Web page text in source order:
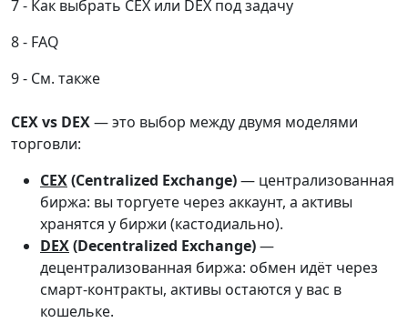
Как выбрать CEX или DEX под задачу
FAQ
См. также
CEX vs DEX— это выбор между двумя моделями
торговли:
CEX(Centralized Exchange)— централизованная
биржа: вы торгуете через аккаунт, а активы
хранятся у биржи (кастодиально).
DEX(Decentralized Exchange)—
децентрализованная биржа: обмен идёт через
смарт-контракты, активы остаются у вас в
кошельке.